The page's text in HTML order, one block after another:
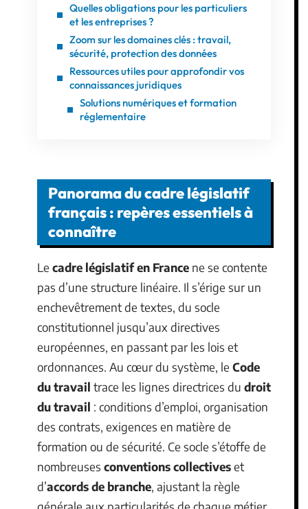
Quelles obligations pour les particuliers
et les entreprises ?
Zoom sur les domaines clés : travail,
sécurité, protection des données
Ressources utiles pour approfondir vos
connaissances juridiques
Solutions numériques et formation
réglementaire
Panorama du cadre législatif
français : repères essentiels à
connaître
Le cadre législatif en France ne se contente
pas d’une structure linéaire. Il s’érige sur un
enchevêtrement de textes, du socle
constitutionnel jusqu’aux directives
européennes, en passant par les lois et
ordonnances. Au cœur du système, le Code
du travail trace les lignes directrices du droit
du travail : conditions d’emploi, organisation
des contrats, exigences en matière de
formation ou de sécurité. Ce socle s’étoffe de
nombreuses conventions collectiveset
d’accords de branche, ajustant la règle